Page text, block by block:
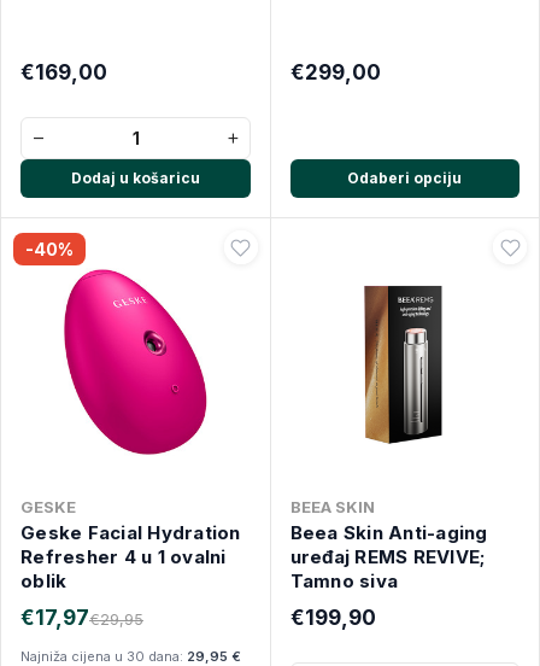
€169,00
− +
Dodaj u košaricu
€299,00
Odaberi opciju
-40%
GESKE
Geske Facial Hydration
Refresher 4 u 1 ovalni
oblik
€29,95
€17,97
Najniža cijena u 30 dana: 29,95 €
BEEA SKIN
Beea Skin Anti-aging
uređaj REMS REVIVE;
Tamno siva
€199,90